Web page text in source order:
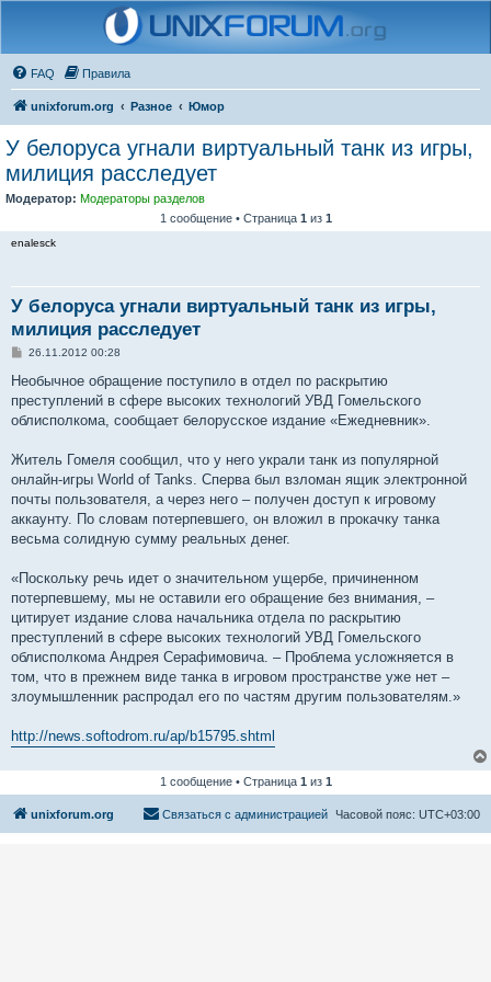
FAQ Правила
unixforum.org Разное Юмор
У белоруса угнали виртуальный танк из игры,
милиция расследует
Модератор: Модераторы разделов
1 сообщение • Страница 1 из 1
enalesck
У белоруса угнали виртуальный танк из игры,
милиция расследует
С
о
щ
е
е
26.11.2012 00:28
Необычное обращение поступило в отдел по раскрытию
преступлений в сфере высоких технологий УВД Гомельского
облисполкома, сообщает белорусское издание «Ежедневник».
Житель Гомеля сообщил, что у него украли танк из популярной
онлайн-игры World of Tanks. Сперва был взломан ящик электронной
почты пользователя, а через него – получен доступ к игровому
аккаунту. По словам потерпевшего, он вложил в прокачку танка
весьма солидную сумму реальных денег.
«Поскольку речь идет о значительном ущербе, причиненном
потерпевшему, мы не оставили его обращение без внимания, –
цитирует издание слова начальника отдела по раскрытию
преступлений в сфере высоких технологий УВД Гомельского
облисполкома Андрея Серафимовича. – Проблема усложняется в
том, что в прежнем виде танка в игровом пространстве уже нет –
злоумышленник распродал его по частям другим пользователям.»
http://news.softodrom.ru/ap/b15795.shtml
1 сообщение • Страница 1из 1
unixforum.org Часовой пояс: UTC+03:00
Связаться с администрацией